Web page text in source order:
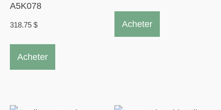
A5K078
318.75 $
Acheter
Acheter